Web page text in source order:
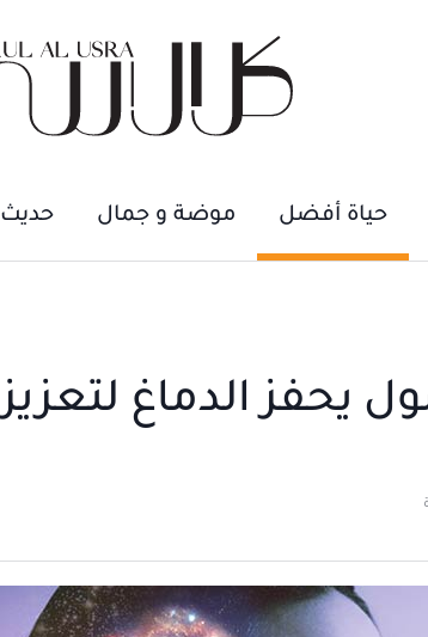
حياة أفضل موضة و جمال
يحفز الدماغ لتعزيز